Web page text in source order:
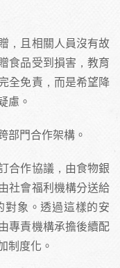
，且相關人員沒有故
食品受到損害，教育
全免責，而是希望降
慮。
部門合作架構。
合作協議，由食物銀
社會福利機構分送給
象。透過這樣的安
專責機構承擔後續配
制度化。